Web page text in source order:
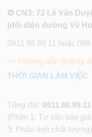
✪ CN3: 72 Lê Văn
(đối diện đường Vũ
0911 88 99 11 hoặc
>> Hướng dẫn đường
THỜI GIAN LÀM VIỆC
Tổng đài: 0911.88.99.11
(Phím 1: Tư vấn báo
3: Phản ánh chất lượng)